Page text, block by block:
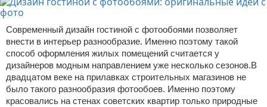
Современный дизайн гостиной с фотообоями позволяет
внести в интерьер разнообразие. Именно поэтому такой
способ оформления жилых помещений считается у
дизайнеров модным направлением уже несколько сезонов.В
двадцатом веке на прилавках строительных магазинов не
было такого разнообразия фотообоев. Именно поэтому
красовались на стенах советских квартир только природные